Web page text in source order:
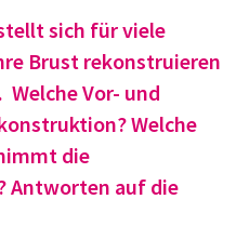
sich für viele
Brust rekonstruieren
Vor- und
Welche
die
Antworten auf die